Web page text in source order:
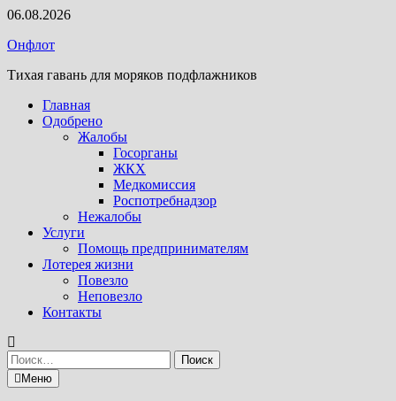
Перейти
содержимому
06.08.2026
Онфлот
Тихая гавань для моряков подфлажников
Главная
Одобрено
Жалобы
Госорганы
ЖКХ
Медкомиссия
Роспотребнадзор
Нежалобы
Услуги
Помощь предпринимателям
Лотерея жизни
Повезло
Неповезло
Контакты
Найти:
Меню